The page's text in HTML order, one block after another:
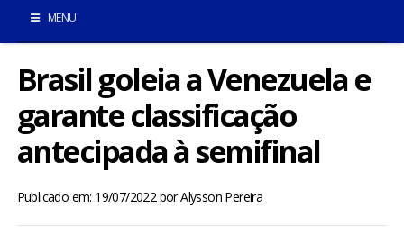
MENU
INÍCIO
POMBAL E REGIÃO
BRASIL
Brasil goleia a Venezuela e
garante classificação
antecipada à semifinal
Publicado em: 19/07/2022porAlysson Pereira